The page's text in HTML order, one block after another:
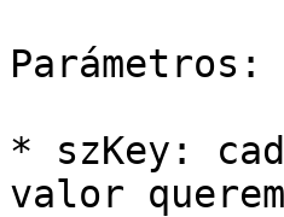
Parámetros:
* szKey:
valor